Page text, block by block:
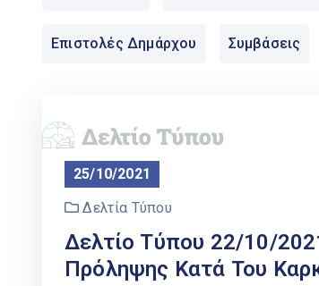
Επιστολές Δημάρχου Συμβάσεις
25/10/2021
Δελτία Τύπου
Δελτίο Τύπου 22/10/
Πρόληψης Κατά Του